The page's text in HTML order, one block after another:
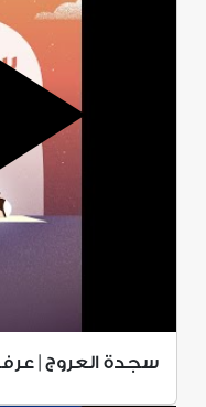
سجدة العروج |